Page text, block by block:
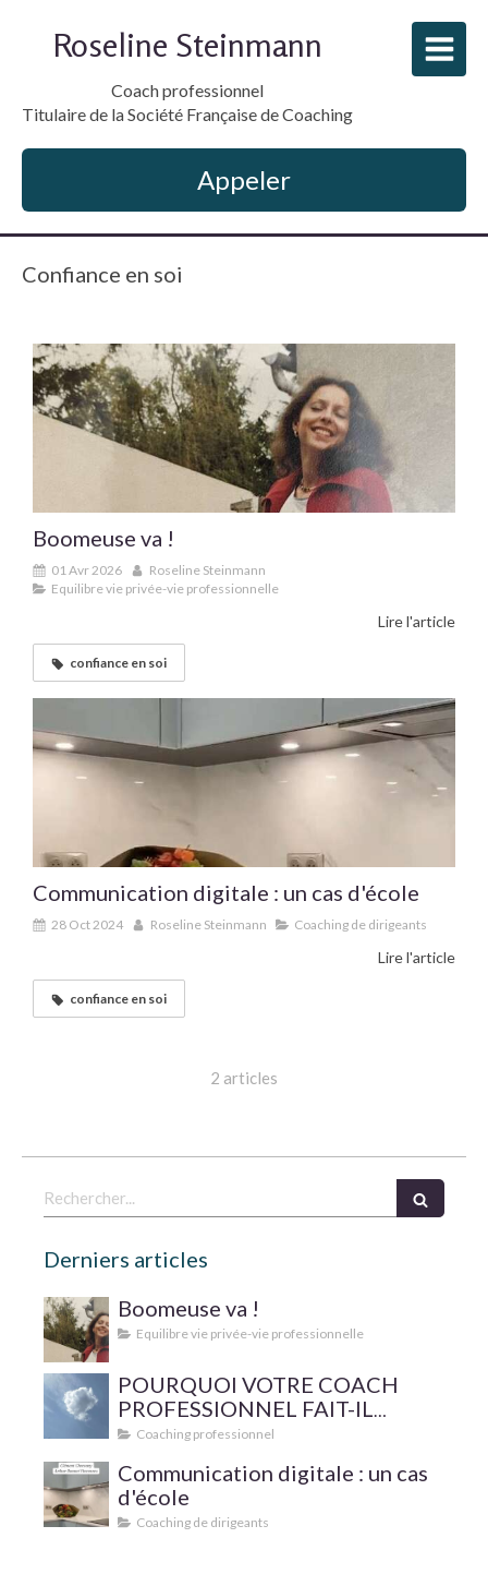
Roseline Steinmann
Coach professionnel
Titulaire de la Société Française de Coaching
Appeler
Confiance en soi
Boomeuse va !
01 Avr 2026
Roseline Steinmann
Equilibre vie privée-vie professionnelle
Lire l'article
confiance en soi
Communication digitale : un cas d'école
28 Oct 2024 Roseline Steinmann Coaching de dirigeants
Lire l'article
confiance en soi
2 articles
Rechercher
Derniers articles
Boomeuse va !
Equilibre vie privée-vie professionnelle
POURQUOI VOTRE COACH
PROFESSIONNEL FAIT-IL
SUPERVISER SA PRATIQUE ?
Coaching professionnel
Communication digitale : un cas
d'école
Coaching de dirigeants